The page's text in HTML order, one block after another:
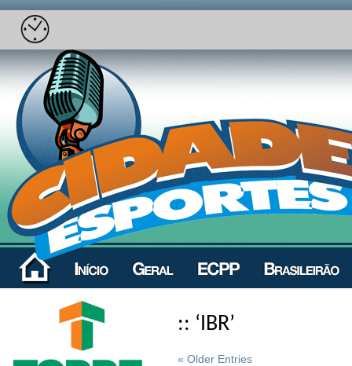
:: ‘IBR’
« Older Entries